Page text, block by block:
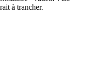
à trancher.